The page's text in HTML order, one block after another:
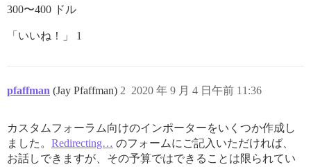
300〜400 ドル
「いいね！」 1
pfaffman (Jay Pfaffman) 2020 年 9 月 4 日午前 11:36
2
カスタムフォーラム向けのインポーターをいくつか作成し
ました。 Redirecting… のフォームにご記入いただければ、
お話しできますが、その予算ではできることは限られてい